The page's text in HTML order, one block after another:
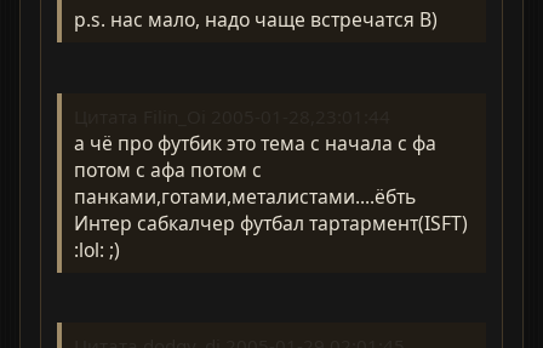
p.s. нас мало, надо чаще встречатся B)
а чё про футбик это тема с начала с фа
потом с афа потом с
панками,готами,металистами....ёбть
Интер сабкалчер футбал тартармент(ISFT)
:lol: ;)